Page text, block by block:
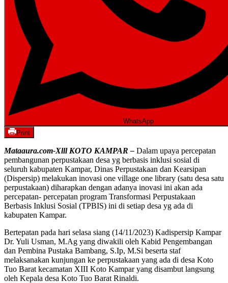
WhatsApp
Print
Mataaura.com-Xlll KOTO KAMPAR – Dalam upaya percepatan
pembangunan perpustakaan desa yg berbasis inklusi sosial di
seluruh kabupaten Kampar, Dinas Perpustakaan dan Kearsipan
(Dispersip) melakukan inovasi one village one library (satu desa satu
perpustakaan) diharapkan dengan adanya inovasi ini akan ada
percepatan- percepatan program Transformasi Perpustakaan
Berbasis Inklusi Sosial (TPBIS) ini di setiap desa yg ada di
kabupaten Kampar.
Bertepatan pada hari selasa siang (14/11/2023) Kadispersip Kampar
Dr. Yuli Usman, M.Ag yang diwakili oleh Kabid Pengembangan
dan Pembina Pustaka Bambang, S.Ip, M.Si beserta staf
melaksanakan kunjungan ke perpustakaan yang ada di desa Koto
Tuo Barat kecamatan XIII Koto Kampar yang disambut langsung
oleh Kepala desa Koto Tuo Barat Rinaldi.